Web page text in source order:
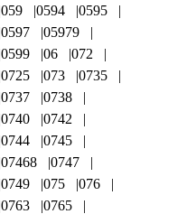
059 0594
0595
0597
05979
0599 06
072
0725 073
0735
0737
0738
0740
0742
0744
0745
07468
0747
0749 075
076
0763
0765